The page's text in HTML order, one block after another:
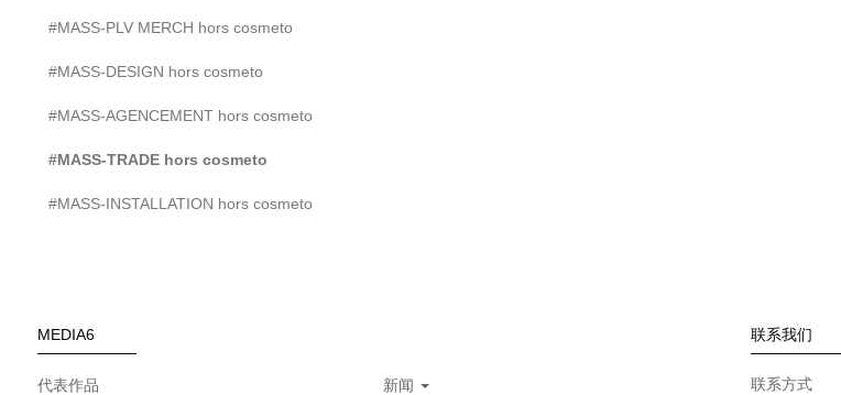
#MASS-PLV MERCH hors cosmeto
#MASS-DESIGN hors cosmeto
#MASS-AGENCEMENT hors cosmeto
#MASS-TRADE hors cosmeto
#MASS-INSTALLATION hors cosmeto
MEDIA6
代表作品 新闻
联系我们
联系方式